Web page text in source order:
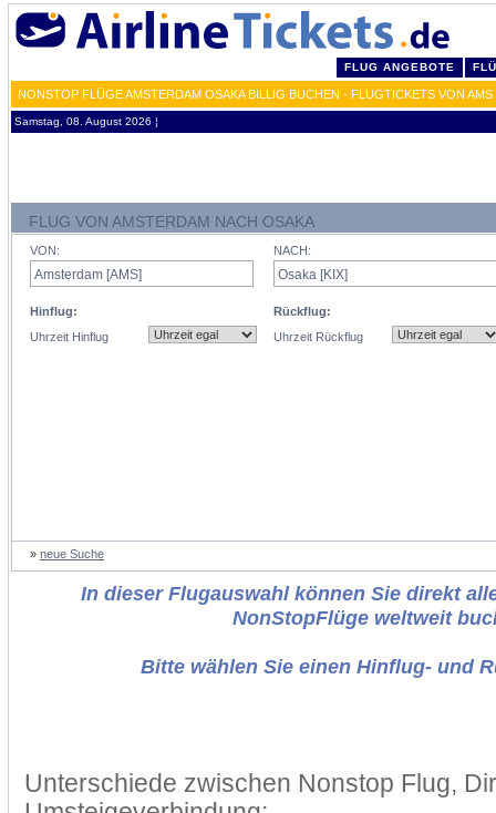
FLUG ANGEBOTE
NONSTOP FLÜGE AMSTERDAM OSAKA BILLIG BUCHEN - FLUGTICKETS VON AMS
Samstag, 08. August 2026 ¦
FLUG VON AMSTERDAM NACH OSAKA
VON:
Hinflug:
Uhrzeit Hinflug
NACH:
Rückflug:
Uhrzeit Rückflug
» neue Suche
In dieser Flugauswahl können Sie direkt
NonStopFlüge weltweit
Bitte wählen Sie einen Hinflug- und
Unterschiede zwischen Nonstop Flug,